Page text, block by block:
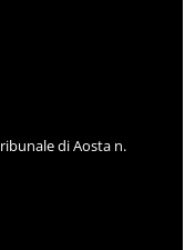
di Aosta n.